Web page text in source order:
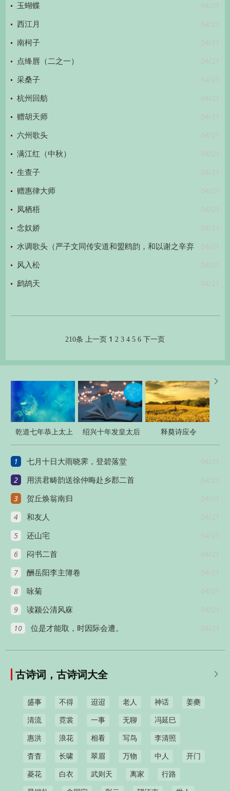
04/21
玉蝴蝶
04/21
西江月
04/21
南柯子
04/21
点绛唇（二之一）
04/21
采桑子
04/21
杭州回舫
04/21
赠胡天师
04/21
六州歌头
04/21
满江红（中秋）
04/21
生查子
04/21
赠惠律大师
04/21
凤栖梧
04/21
念奴娇
04/21
水调歌头（严子文同传安道和盟鸥韵，和以谢之辛弃
疾） 04/21
风入松
04/21
鹧鸪天
210条 上一页 1 2 3 4 5 6 下一页

乾道七年恭上太上
皇帝太上皇后尊号
十一首
绍兴十年发皇太后
册宝八首
释奠诗应令
1 04/21
七月十日大雨晓霁，登碧落堂
2 04/21
用洪君畴韵送徐仲晦赴乡郡二首
3 04/21
贺丘焕翁南归
4 04/21
和友人
5 04/21
还山宅
6 04/21
闷书二首
7 04/21
酬岳阳李主簿卷
8 04/21
咏菊
9 04/21
读颍公清风庥
10 04/21
位是才能取，时因际会遭。

古诗词，古诗词大全
盛事 不得 迢迢 老人 神话 姜夔
清流 霓裳 一事 无聊 冯延巳
惠洪 浪花 相看 写鸟 李清照
杳杳 长啸 翠眉 万物 中人 开门
菱花 白衣 武则天 离家 行路